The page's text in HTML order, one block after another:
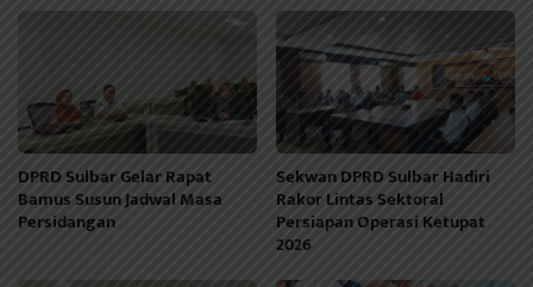
DPRD Sulbar Gelar Rapat
Bamus Susun Jadwal Masa
Persidangan
Sekwan DPRD Sulbar Hadiri
Rakor Lintas Sektoral
Persiapan Operasi Ketupat
2026